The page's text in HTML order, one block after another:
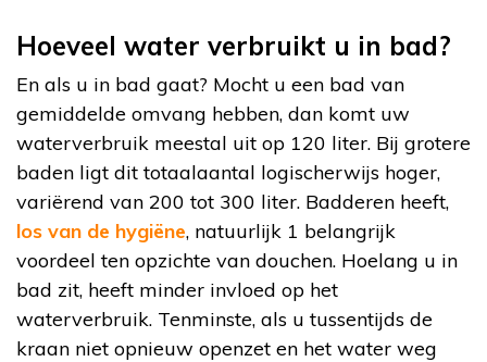
Hoeveel water verbruikt u in bad?
En als u in bad gaat? Mocht u een bad van
gemiddelde omvang hebben, dan komt uw
waterverbruik meestal uit op 120 liter. Bij grotere
baden ligt dit totaalaantal logischerwijs hoger,
variërend van 200 tot 300 liter. Badderen heeft,
los van de hygiëne, natuurlijk 1 belangrijk
voordeel ten opzichte van douchen. Hoelang u in
bad zit, heeft minder invloed op het
waterverbruik. Tenminste, als u tussentijds de
kraan niet opnieuw openzet en het water weg